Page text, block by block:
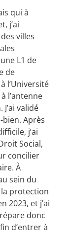
qui à
j’ai
villes
L1 de
de
l’Université
l’antenne
J’ai validé
bien. Après
j’ai
Social,
concilier
À
sein du
protection
2023, et j’ai
donc
d’entrer à